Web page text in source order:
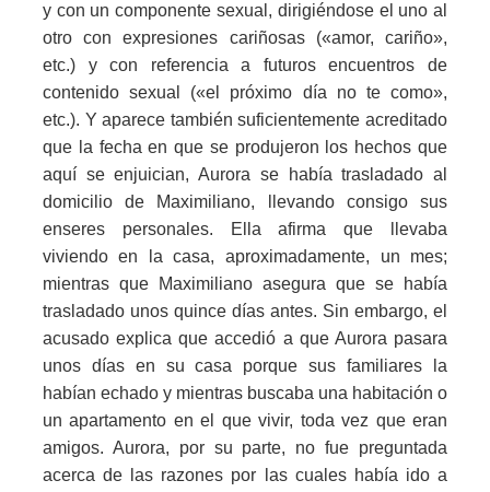
y con un componente sexual, dirigiéndose el uno al
otro con expresiones cariñosas («amor, cariño»,
etc.) y con referencia a futuros encuentros de
contenido sexual («el próximo día no te como»,
etc.). Y aparece también suficientemente acreditado
que la fecha en que se produjeron los hechos que
aquí se enjuician, Aurora se había trasladado al
domicilio de Maximiliano, llevando consigo sus
enseres personales. Ella afirma que llevaba
viviendo en la casa, aproximadamente, un mes;
mientras que Maximiliano asegura que se había
trasladado unos quince días antes. Sin embargo, el
acusado explica que accedió a que Aurora pasara
unos días en su casa porque sus familiares la
habían echado y mientras buscaba una habitación o
un apartamento en el que vivir, toda vez que eran
amigos. Aurora, por su parte, no fue preguntada
acerca de las razones por las cuales había ido a